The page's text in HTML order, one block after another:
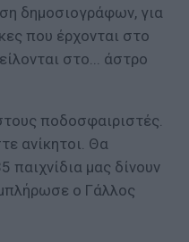
δημοσιογράφων, για
που έρχονται στο
στο... άστρο
ποδοσφαιριστές.
ανίκητοι. Θα
μας δίνουν
ο Γάλλος